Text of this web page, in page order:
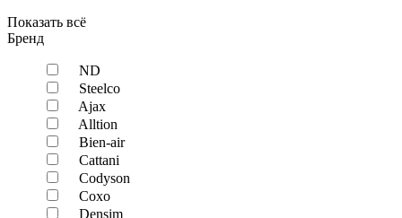
Показать всё
Бренд
ND
Steelco
Ajax
Alltion
Bien-air
Cattani
Codyson
Coxo
Densim